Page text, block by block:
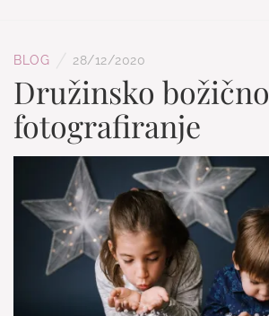
BLOG 28/12/2020
Družinsko božično
fotografiranje